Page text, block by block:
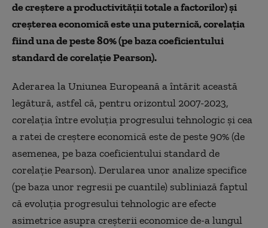
de creștere a productivității totale a factorilor) și
creșterea economică este una puternică, corelația
fiind una de peste 80% (pe baza coeficientului
standard de corelație Pearson).
Aderarea la Uniunea Europeană a întărit această
legătură, astfel că, pentru orizontul 2007-2023,
corelația între evoluția progresului tehnologic și cea
a ratei de creștere economică este de peste 90% (de
asemenea, pe baza coeficientului standard de
corelație Pearson). Derularea unor analize specifice
(pe baza unor regresii pe cuantile) subliniază faptul
că evoluția progresului tehnologic are efecte
asimetrice asupra creșterii economice de-a lungul